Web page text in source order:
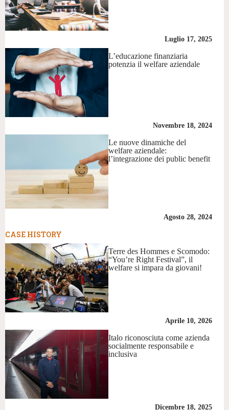
Luglio 17, 2025
L’educazione finanziaria
potenzia il welfare aziendale
Novembre 18, 2024
Le nuove dinamiche del
welfare aziendale:
l’integrazione dei public benefit
Agosto 28, 2024
CASE HISTORY
Terre des Hommes e Scomodo:
“You’re Right Festival”, il
welfare si impara da giovani!
Aprile 10, 2026
Italo riconosciuta come azienda
socialmente responsabile e
inclusiva
Dicembre 18, 2025